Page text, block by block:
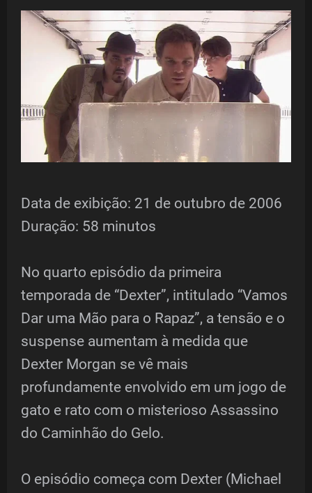
Data de exibição: 21 de outubro de 2006
Duração: 58 minutos
No quarto episódio da primeira
temporada de “Dexter”, intitulado “Vamos
Dar uma Mão para o Rapaz”, a tensão e o
suspense aumentam à medida que
Dexter Morgan se vê mais
profundamente envolvido em um jogo de
gato e rato com o misterioso Assassino
do Caminhão do Gelo.
O episódio começa com Dexter (Michael